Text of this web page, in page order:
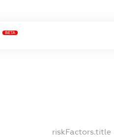
BETA
riskFactors.title